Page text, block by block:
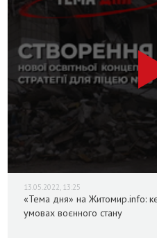
13.05.2022, 13:25
«Тема дня» на Житомир.info:
умовах воєнного стану